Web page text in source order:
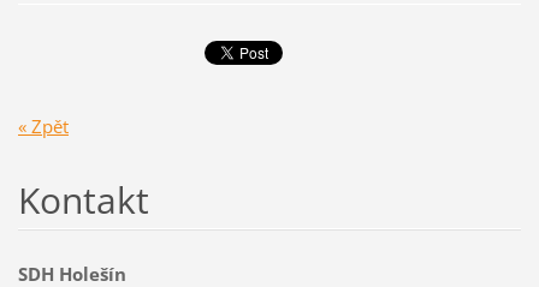
« Zpět
Kontakt
SDH Holešín